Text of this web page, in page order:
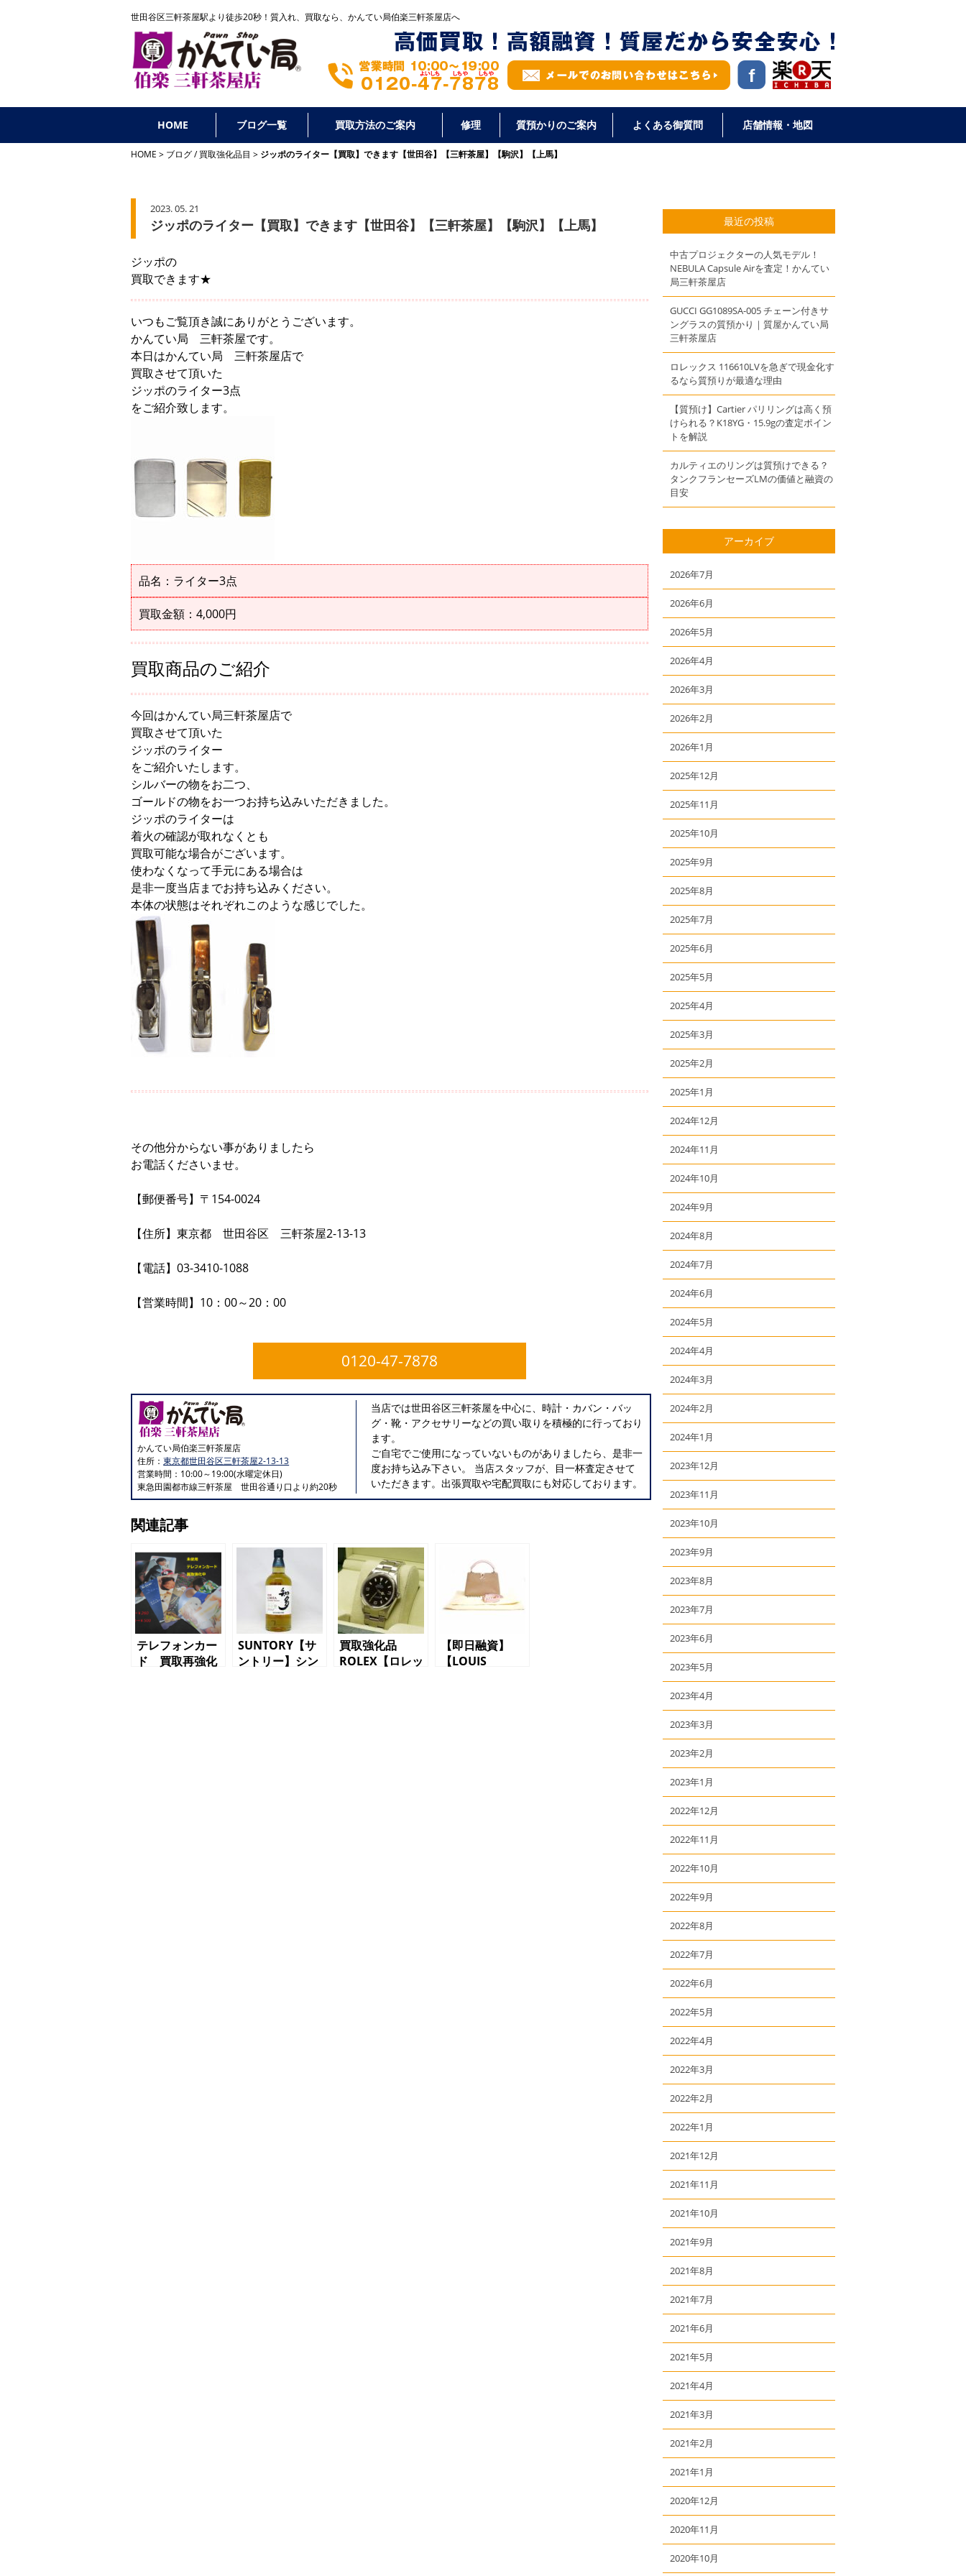
世田谷区三軒茶屋駅より徒歩20秒！ 質入れ、買取なら、かんてい局伯楽三軒茶屋店へ
HOME ブログ一覧 買取方法のご案内 修理 質預かりのご案内 よくある御質問 店舗情報・地図
HOME ブログ/買取強化品目 ジッポのライター【買取】できます【世田谷】【三軒茶屋】【駒沢】【上馬】
2023. 05. 21
ジッポのライター【買取】できます【世田谷】【三軒茶屋】【駒沢】【上馬】
ジッポの
買取できます★
いつもご覧頂き誠にありがとうございます。
かんてい局 三軒茶屋です。
本日はかんてい局 三軒茶屋店で
買取させて頂いた
ジッポのライター3点
をご紹介致します。
品名：ライター3点
買取金額：4,000円
買取商品のご紹介
今回はかんてい局三軒茶屋店で
買取させて頂いた
ジッポのライター
をご紹介いたします。
シルバーの物をお二つ、
ゴールドの物をお一つお持ち込みいただきました。
ジッポのライターは
着火の確認が取れなくとも
買取可能な場合がございます。
使わなくなって手元にある場合は
是非一度当店までお持ち込みください。
本体の状態はそれぞれこのような感じでした。
その他分からない事がありましたら
お電話くださいませ。
【郵便番号】〒154-0024
【住所】東京都 世田谷区 三軒茶屋2-13-13
【電話】03-3410-1088
【営業時間】10：00～20：00
0120-47-7878
かんてい局伯楽三軒茶屋店
住所：東京都世田谷区三軒茶屋2-13-13
営業時間：10:00～19:00(水曜定休日)
東急田園都市線三軒茶屋 世田谷通り口より約20秒
当店では世田谷区三軒茶屋を中心に、時計・カバン・バッ
グ・靴・アクセサリーなどの買い取りを積極的に行っており
ます。
ご自宅でご使用になっていないものがありましたら、是非一
度お持ち込み下さい。 当店スタッフが、目一杯査定させて
いただきます。出張買取や宅配買取にも対応しております。
関連記事
テレフォンカー
ド 買取再強化
SUNTORY【サ
ントリー】シン
買取強化品
ROLEX【ロレッ
【即日融資】
【LOUIS
最近の投稿
中古プロジェクターの人気モデル！
NEBULA Capsule Airを査定！かんてい
局三軒茶屋店
GUCCI GG1089SA-005 チェーン付きサ
ングラスの質預かり｜質屋かんてい局
三軒茶屋店
ロレックス 116610LVを急ぎで現金化す
るなら質預りが最適な理由
【質預け】Cartier パリリングは高く預
けられる？K18YG・15.9gの査定ポイン
トを解説
カルティエのリングは質預けできる？
タンクフランセーズLMの価値と融資の
目安
アーカイブ
2026年7月
2026年6月
2026年5月
2026年4月
2026年3月
2026年2月
2026年1月
2025年12月
2025年11月
2025年10月
2025年9月
2025年8月
2025年7月
2025年6月
2025年5月
2025年4月
2025年3月
2025年2月
2025年1月
2024年12月
2024年11月
2024年10月
2024年9月
2024年8月
2024年7月
2024年6月
2024年5月
2024年4月
2024年3月
2024年2月
2024年1月
2023年12月
2023年11月
2023年10月
2023年9月
2023年8月
2023年7月
2023年6月
2023年5月
2023年4月
2023年3月
2023年2月
2023年1月
2022年12月
2022年11月
2022年10月
2022年9月
2022年8月
2022年7月
2022年6月
2022年5月
2022年4月
2022年3月
2022年2月
2022年1月
2021年12月
2021年11月
2021年10月
2021年9月
2021年8月
2021年7月
2021年6月
2021年5月
2021年4月
2021年3月
2021年2月
2021年1月
2020年12月
2020年11月
2020年10月